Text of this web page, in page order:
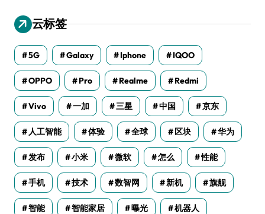
云标签
5G Galaxy Iphone IQOO
OPPO Pro Realme Redmi
Vivo 一加 三星 中国 京东
人工智能 体验 全球 区块 华为
发布 小米 微软 怎么 性能
手机 技术 数智网 新机 旗舰
智能 智能家居 曝光 机器人